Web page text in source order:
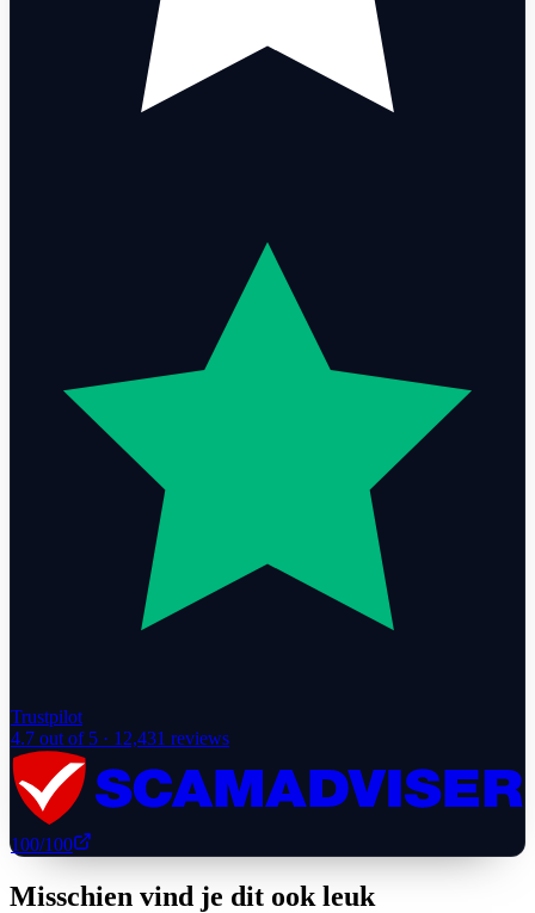
Trustpilot
4.7 out of 5 · 12,431 reviews
100/100
Misschien vind je dit ook leuk